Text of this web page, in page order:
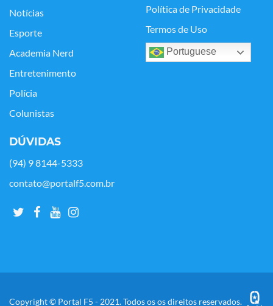
Notícias
Esporte
Academia Nerd
Entretenimento
Polícia
Colunistas
Política de Privacidade
Termos de Uso
Portuguese
DÚVIDAS
(94) 9 8144-5333
contato@portalf5.com.br
Copyright © Portal F5 - 2021. Todos os os direitos reservados.